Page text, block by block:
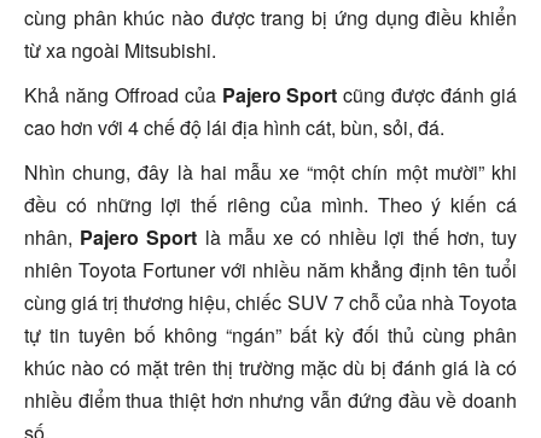
cùng phân khúc nào được trang bị ứng dụng điều khiển
từ xa ngoài Mitsubishi.
Khả năng Offroad của Pajero Sport cũng được đánh giá
cao hơn với 4 chế độ lái địa hình cát, bùn, sỏi, đá.
Nhìn chung, đây là hai mẫu xe “một chín một mười” khi
đều có những lợi thế riêng của mình. Theo ý kiến cá
nhân, Pajero Sport là mẫu xe có nhiều lợi thế hơn, tuy
nhiên Toyota Fortuner với nhiều năm khẳng định tên tuổi
cùng giá trị thương hiệu, chiếc SUV 7 chỗ của nhà Toyota
tự tin tuyên bố không “ngán” bất kỳ đối thủ cùng phân
khúc nào có mặt trên thị trường mặc dù bị đánh giá là có
nhiều điểm thua thiệt hơn nhưng vẫn đứng đầu về doanh
số.